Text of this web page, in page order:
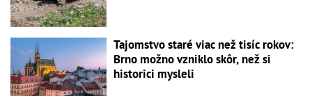
Tajomstvo staré viac než tisíc rokov:
Brno možno vzniklo skôr, než si
historici mysleli